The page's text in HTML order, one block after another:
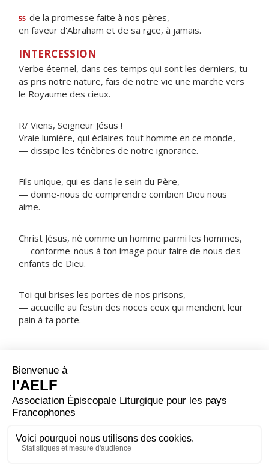
55 de la promesse faite à nos pères,
en faveur d'Abraham et de sa race, à jamais.
INTERCESSION
Verbe éternel, dans ces temps qui sont les derniers, tu
as pris notre nature, fais de notre vie une marche vers
le Royaume des cieux.
R/ Viens, Seigneur Jésus !
Vraie lumière, qui éclaires tout homme en ce monde,
— dissipe les ténèbres de notre ignorance.
Fils unique, qui es dans le sein du Père,
— donne-nous de comprendre combien Dieu nous
aime.
Christ Jésus, né comme un homme parmi les hommes,
— conforme-nous à ton image pour faire de nous des
enfants de Dieu.
Toi qui brises les portes de nos prisons,
— accueille au festin des noces ceux qui mendient leur
pain à ta porte.
ORAISON
Dieu qui inspiras à ton prêtre saint Jean un
extraordinaire amour de la croix et le renoncement
nous parvenions à la contemplation éternelle de ta
gloire.